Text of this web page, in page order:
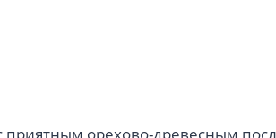
приятным орехово-древесным